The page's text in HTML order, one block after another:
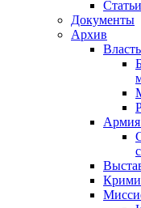
Документы
Архив
Власть
Армия